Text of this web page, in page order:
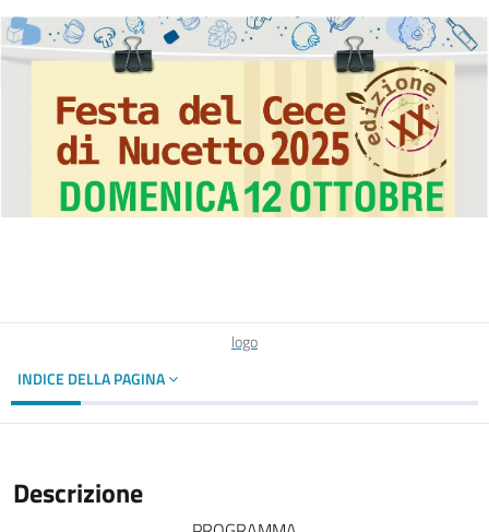
logo
INDICE DELLA PAGINA
Descrizione